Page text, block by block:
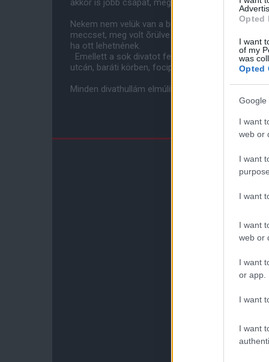
Opted
I want
of my
was
Opted
Google
I want
web or
I want
I want
I want
web or
I want
or app.
I want
I want
akkor is jobb csapat, még ha sok embernek nem
Nekem nem velük van a bajom. Inkább a
meccset, meg volt õrülve attól, hogy a Barcások
ha ott lehetnének.
Emellett a sok divatot felejtsük is el. Mindenki
utcán, baráti körben, focipályán, interneten ennyi
Minden divathullám elmúlik egyszer, köztük ez is.